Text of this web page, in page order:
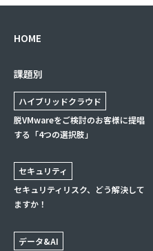
HOME
課題別
ハイブリッドクラウド
脱VMwareをご検討のお客様に提唱
する「4つの選択肢」
セキュリティ
セキュリティリスク、どう解決して
ますか！
データ&AI